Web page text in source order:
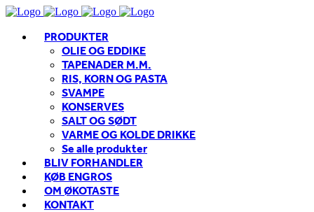
PRODUKTER
OLIE OG EDDIKE
TAPENADER M.M.
RIS, KORN OG PASTA
SVAMPE
KONSERVES
SALT OG SØDT
VARME OG KOLDE DRIKKE
Se alle produkter
BLIV FORHANDLER
KØB ENGROS
OM ØKOTASTE
KONTAKT